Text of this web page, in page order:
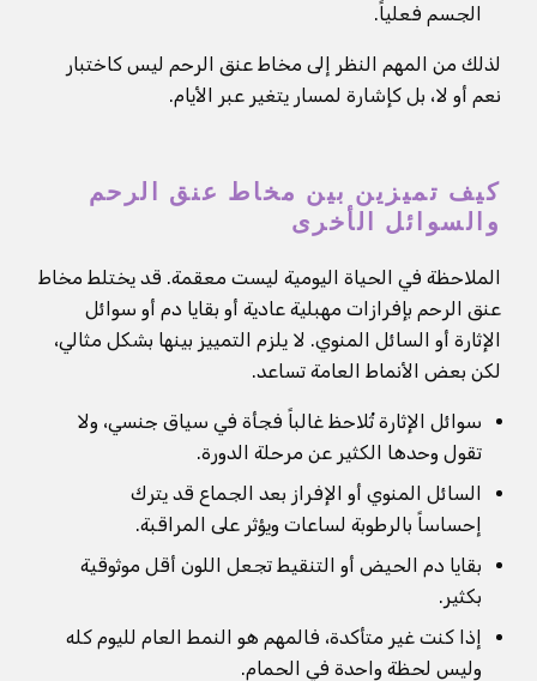
الجسم فعلياً.
لذلك من المهم النظر إلى مخاط عنق الرحم ليس كاختبار
نعم أو لا، بل كإشارة لمسار يتغير عبر الأيام.
كيف تميزين بين مخاط عنق الرحم
والسوائل الأخرى
الملاحظة في الحياة اليومية ليست معقمة. قد يختلط مخاط
عنق الرحم بإفرازات مهبلية عادية أو بقايا دم أو سوائل
الإثارة أو السائل المنوي. لا يلزم التمييز بينها بشكل مثالي،
لكن بعض الأنماط العامة تساعد.
سوائل الإثارة تُلاحظ غالباً فجأة في سياق جنسي، ولا
تقول وحدها الكثير عن مرحلة الدورة.
السائل المنوي أو الإفراز بعد الجماع قد يترك
إحساساً بالرطوبة لساعات ويؤثر على المراقبة.
بقايا دم الحيض أو التنقيط تجعل اللون أقل موثوقية
بكثير.
إذا كنت غير متأكدة، فالمهم هو النمط العام لليوم كله
وليس لحظة واحدة في الحمام.